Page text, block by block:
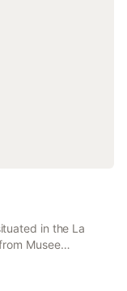
in the La
Musee
Fragonard
Allianz Riviera